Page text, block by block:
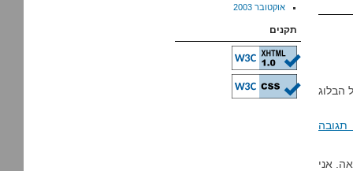
הבלוג
תגובה
אני
אוקטובר 2003
תקנים